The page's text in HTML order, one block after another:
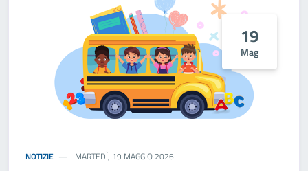
19
Mag
NOTIZIE MARTEDÌ, 19 MAGGIO 2026